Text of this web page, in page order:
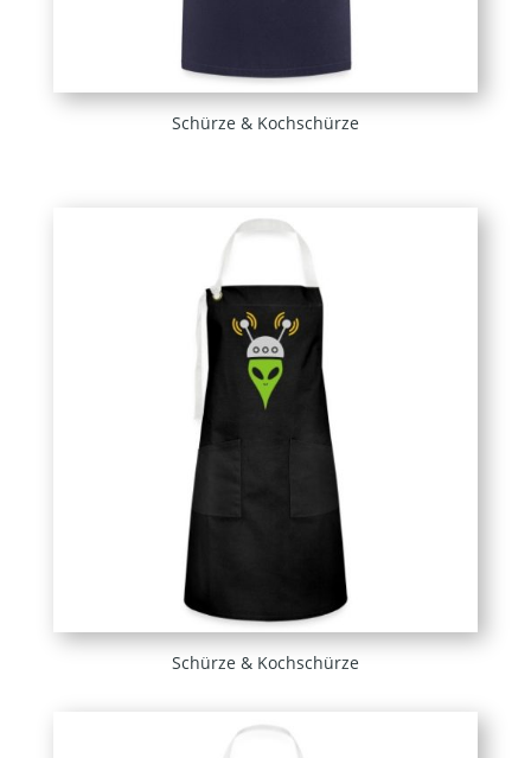
Schürze & Kochschürze
Schürze & Kochschürze